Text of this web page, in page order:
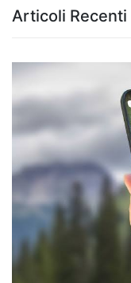
Articoli Recenti